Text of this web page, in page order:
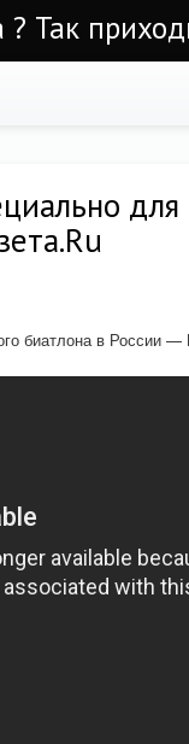
? Так
для
биатлона в России —